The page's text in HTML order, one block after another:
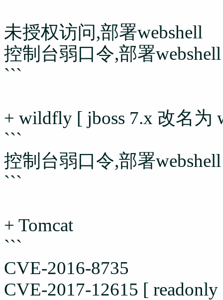
未授权访问,部署webshell
控制台弱口令,部署webshell
```
+ wildfly [ jboss 7.x 改名为
```
控制台弱口令,部署webshell
```
+ Tomcat
```
CVE-2016-8735
CVE-2017-12615 [